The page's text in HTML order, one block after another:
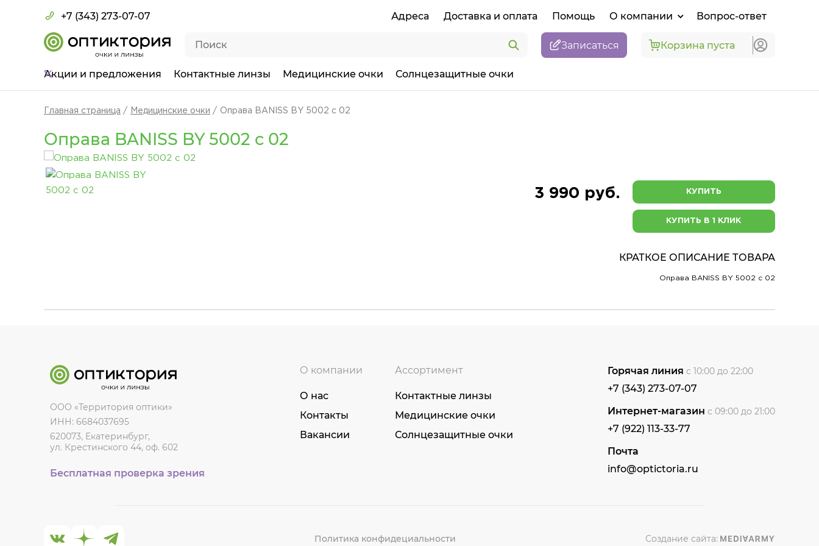
+7 (343) 273-07-07 Адреса Доставка и оплата Помощь О компании Вопрос-ответ
Записаться Корзина пуста
Акции и предложения Контактные линзы Медицинские очки Солнцезащитные очки
Главная страница Медицинские очки Оправа BANISS BY 5002 c 02
Оправа BANISS BY 5002 c 02
3 990 руб. КУПИТЬ
КУПИТЬ В 1 КЛИК
КРАТКОЕ ОПИСАНИЕ ТОВАРА
Оправа BANISS BY 5002 c 02
ООО «Территория оптики»
ИНН: 6684037695
620073, Екатеринбург,
ул. Крестинского 44, оф. 602
Бесплатная проверка зрения
О компании
О нас
Контакты
Вакансии
Ассортимент
Контактные линзы
Медицинские очки
Солнцезащитные очки
Горячая линия с 10:00 до 22:00
+7 (343) 273-07-07
Интернет-магазин с 09:00 до 21:00
+7 (922) 113-33-77
Почта
info@optictoria.ru
Политика конфидециальности Создание сайта: